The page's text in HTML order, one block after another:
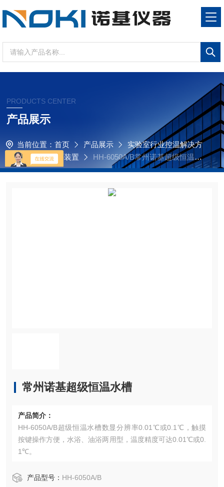
PRODUCTS CENTER
产品展示
当前位置： 首页 产品展示
实验室行业控温解决方
高低温循环装置
HH-6050A/B常州诺基超级恒温水
槽
常州诺基超级恒温水槽
产品简介：
HH-6050A/B超级恒温水槽数显分辨率0.01℃或0.1℃，触摸
按键操作方便，水浴、油浴两用型，温度精度可达0.01℃或0.
1℃。
产品型号： HH-6050A/B